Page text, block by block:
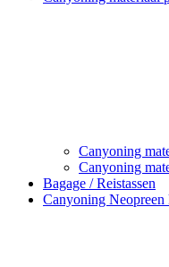
Canyoning
Canyoning
Bagage / Reistassen
Canyoning Neopreen